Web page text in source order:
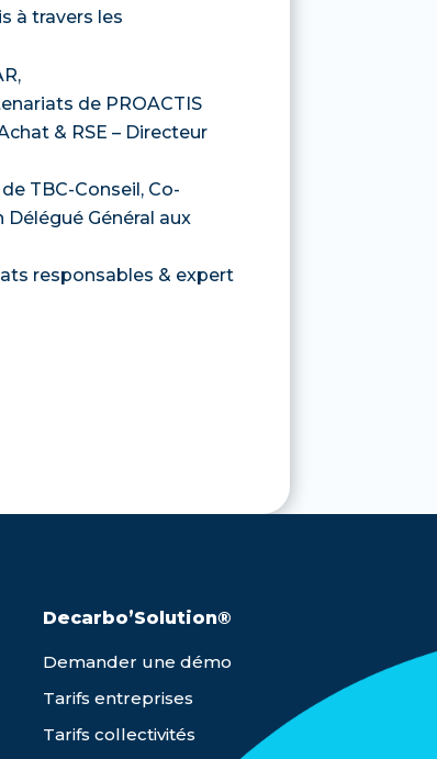
à travers les
de PROACTIS
& RSE – Directeur
TBC-Conseil, Co-
Général aux
responsables & expert
Decarbo’Solution®
Demander une démo
Tarifs entreprises
Tarifs collectivités